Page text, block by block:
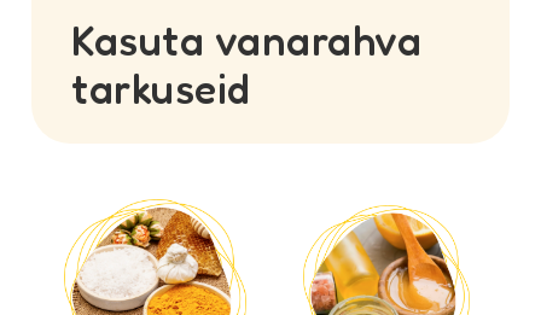
Kasuta vanarahva
tarkuseid